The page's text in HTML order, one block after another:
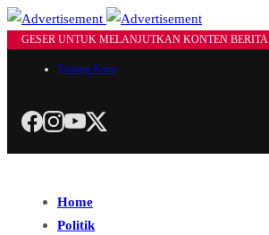
GESER UNTUK MELANJUTKAN KONTEN BERITA
Tentang Kami
Home
Politik